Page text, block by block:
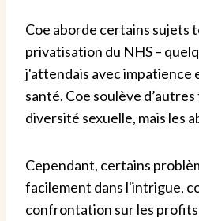
Coe aborde certains sujets
privatisation du NHS –
j'attendais avec impatience
santé. Coe soulève
diversité sexuelle, mais les
Cependant, certains
facilement dans l'intrigue,
confrontation sur les profits